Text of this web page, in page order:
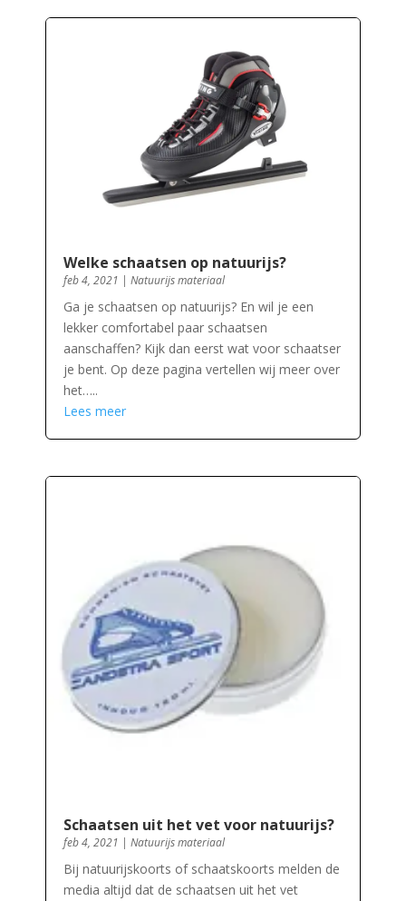
Welke schaatsen op natuurijs?
feb 4, 2021 | Natuurijs materiaal
Ga je schaatsen op natuurijs? En wil je een
lekker comfortabel paar schaatsen
aanschaffen? Kijk dan eerst wat voor schaatser
je bent. Op deze pagina vertellen wij meer over
het…..
Lees meer
Schaatsen uit het vet voor natuurijs?
feb 4, 2021 | Natuurijs materiaal
Bij natuurijskoorts of schaatskoorts melden de
media altijd dat de schaatsen uit het vet